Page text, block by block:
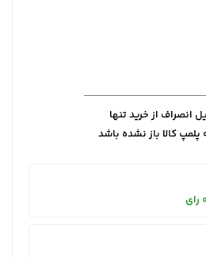
انصراف از خرید تنها
کالا باز نشده باشد